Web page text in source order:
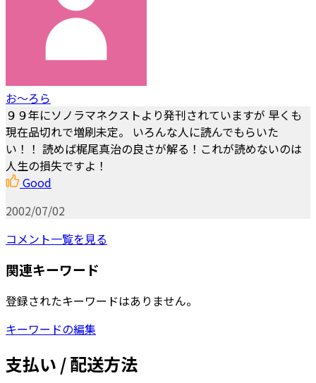
お～ろら
９９年にソノラマネクストより発刊されていますが 早くも
現在品切れで増刷未定。 いろんな人に読んでもらいた
い！！ 読めば梶尾真治の良さが解る！これが読めないのは
人生の損失ですよ！
Good
2002/07/02
コメント一覧を見る
関連キーワード
登録されたキーワードはありません。
キーワードの編集
支払い / 配送方法